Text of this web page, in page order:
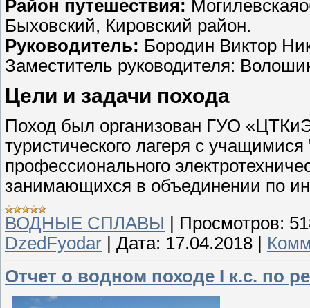
Район путешествия:
Быховский, Кировский район.
Руководитель: Бородин Виктор
Заместитель руководителя:
Цели и задачи похода
Поход был организован ГУО
туристического лагеря с учащимися
профессионального
занимающихся в объединении по
ВОДНЫЕ СПЛАВЫ
Просмотров:
DzedFyodar
Дата: 17.04.2018
Отчет о водном походе І к.с. по